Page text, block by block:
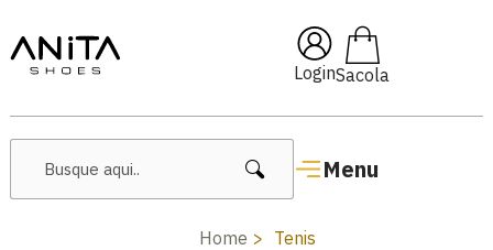
Login
Menu
Home Tenis